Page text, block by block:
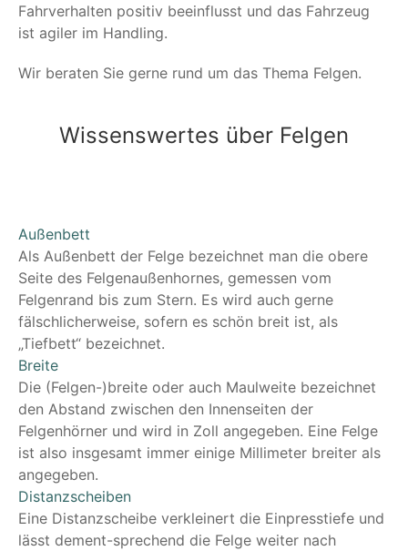
Fahrverhalten positiv beeinflusst und das Fahrzeug
ist agiler im Handling.
Wir beraten Sie gerne rund um das Thema Felgen.
Wissenswertes über Felgen
Außenbett
Als Außenbett der Felge bezeichnet man die obere
Seite des Felgenaußenhornes, gemessen vom
Felgenrand bis zum Stern. Es wird auch gerne
fälschlicherweise, sofern es schön breit ist, als
„Tiefbett“ bezeichnet.
Breite
Die (Felgen-)breite oder auch Maulweite bezeichnet
den Abstand zwischen den Innenseiten der
Felgenhörner und wird in Zoll angegeben. Eine Felge
ist also insgesamt immer einige Millimeter breiter als
angegeben.
Distanzscheiben
Eine Distanzscheibe verkleinert die Einpresstiefe und
lässt dement-sprechend die Felge weiter nach